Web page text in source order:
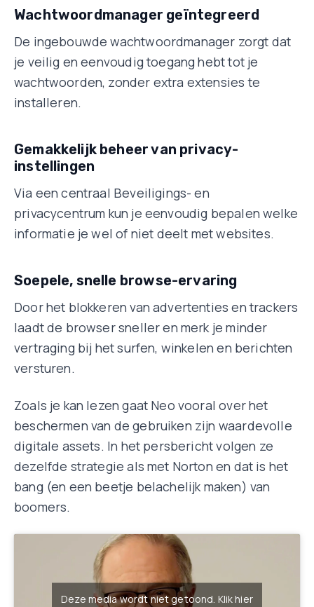
Wachtwoordmanager geïntegreerd
De ingebouwde wachtwoordmanager zorgt dat
je veilig en eenvoudig toegang hebt tot je
wachtwoorden, zonder extra extensies te
installeren.
Gemakkelijk beheer van privacy-
instellingen
Via een centraal Beveiligings- en
privacycentrum kun je eenvoudig bepalen welke
informatie je wel of niet deelt met websites.
Soepele, snelle browse-ervaring
Door het blokkeren van advertenties en trackers
laadt de browser sneller en merk je minder
vertraging bij het surfen, winkelen en berichten
versturen.
Zoals je kan lezen gaat Neo vooral over het
beschermen van de gebruiken zijn waardevolle
digitale assets. In het persbericht volgen ze
dezelfde strategie als met Norton en dat is het
bang (en een beetje belachelijk maken) van
boomers.
Deze media wordt niet getoond. Klik hier